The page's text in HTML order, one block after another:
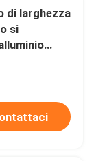
di larghezza
si